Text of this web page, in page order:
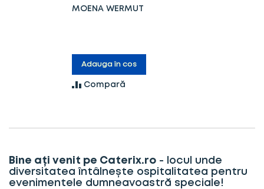
MOENA WERMUT
Adauga în cos
Compară
Bine ați venit pe Caterix.ro -
locul unde
diversitatea întâlnește ospitalitatea pentru
evenimentele dumneavoastră speciale!